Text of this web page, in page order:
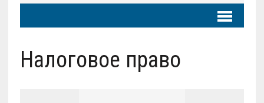
Налоговое право